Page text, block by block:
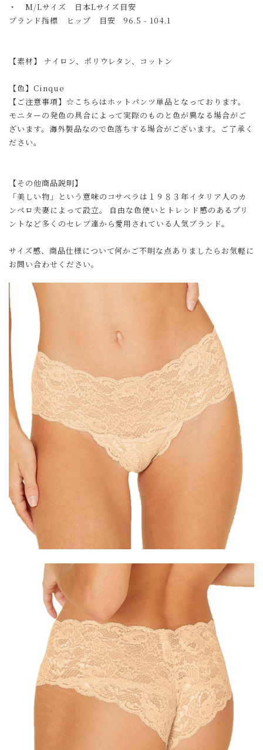
・ M/Lサイズ 日本Lサイズ目安
ブランド指標 ヒップ 目安 96.5 - 104.1
【素材】 ナイロン、ポリウレタン、コットン
【色】Cinque
【ご注意事項】☆こちらはホットパンツ単品となっております。
モニターの発色の具合によって実際のものと色が異なる場合がご
ざいます。海外製品なので色落ちする場合がございます。ご了承く
ださい。
【その他商品説明】
「美しい物」という意味のコサベラは１９８３年イタリア人のカ
ンペロ夫妻によって設立。 自由な色使いとトレンド感のあるプリ
ントなど多くのセレブ達から愛用されている人気ブランド。
サイズ感、商品仕様について何かご不明な点ありましたらお気軽に
お問い合わせください。